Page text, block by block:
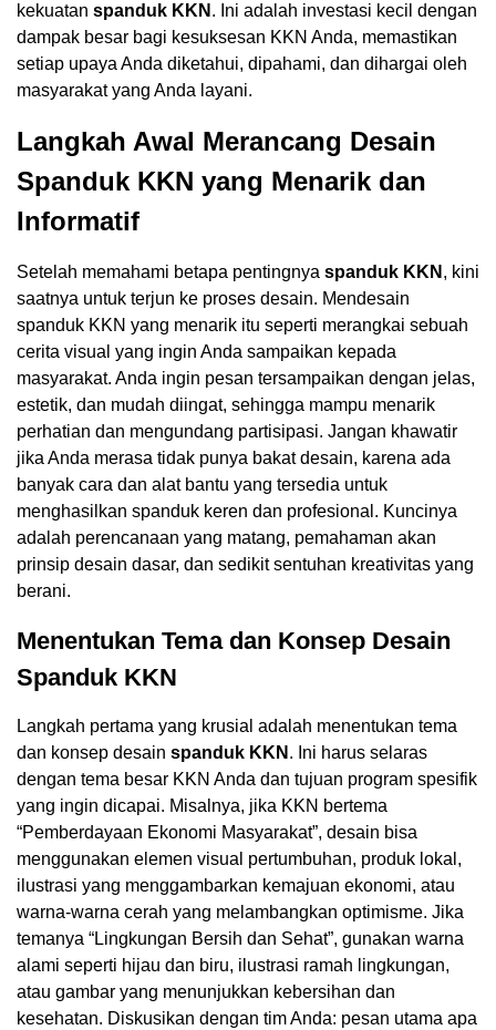
kekuatan spanduk KKN . Ini adalah investasi kecil dengan
dampak besar bagi kesuksesan KKN Anda, memastikan
setiap upaya Anda diketahui, dipahami, dan dihargai oleh
masyarakat yang Anda layani.
Langkah Awal Merancang Desain
Spanduk KKN yang Menarik dan
Informatif
Setelah memahami betapa pentingnya spanduk KKN , kini
saatnya untuk terjun ke proses desain. Mendesain
spanduk KKN yang menarik itu seperti merangkai sebuah
cerita visual yang ingin Anda sampaikan kepada
masyarakat. Anda ingin pesan tersampaikan dengan jelas,
estetik, dan mudah diingat, sehingga mampu menarik
perhatian dan mengundang partisipasi. Jangan khawatir
jika Anda merasa tidak punya bakat desain, karena ada
banyak cara dan alat bantu yang tersedia untuk
menghasilkan spanduk keren dan profesional. Kuncinya
adalah perencanaan yang matang, pemahaman akan
prinsip desain dasar, dan sedikit sentuhan kreativitas yang
berani.
Menentukan Tema dan Konsep Desain
Spanduk KKN
Langkah pertama yang krusial adalah menentukan tema
dan konsep desain spanduk KKN . Ini harus selaras
dengan tema besar KKN Anda dan tujuan program spesifik
yang ingin dicapai. Misalnya, jika KKN bertema
“Pemberdayaan Ekonomi Masyarakat”, desain bisa
menggunakan elemen visual pertumbuhan, produk lokal,
ilustrasi yang menggambarkan kemajuan ekonomi, atau
warna-warna cerah yang melambangkan optimisme. Jika
temanya “Lingkungan Bersih dan Sehat”, gunakan warna
alami seperti hijau dan biru, ilustrasi ramah lingkungan,
atau gambar yang menunjukkan kebersihan dan
kesehatan. Diskusikan dengan tim Anda: pesan utama apa